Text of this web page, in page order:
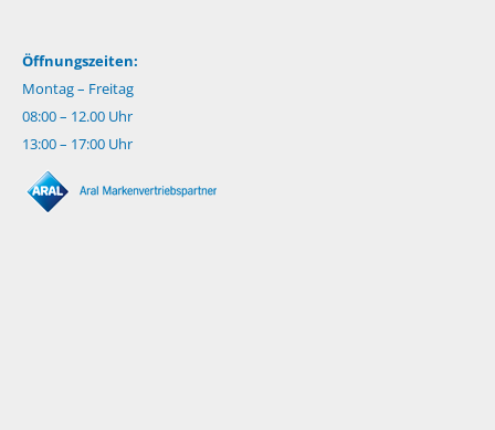
Öffnungszeiten:
Montag – Freitag
08:00 – 12.00 Uhr
13:00 – 17:00 Uhr